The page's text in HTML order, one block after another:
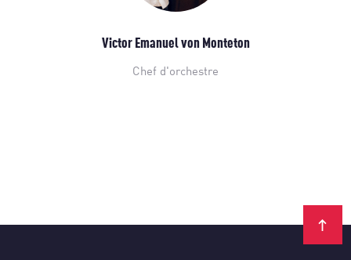
Victor Emanuel von Monteton
Chef d'orchestre